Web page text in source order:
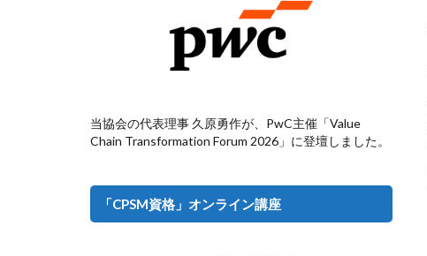
当協会の代表理事 久原勇作が、PwC主催「Value
Chain Transformation Forum 2026」に登壇しました。
「CPSM資格」オンライン講座